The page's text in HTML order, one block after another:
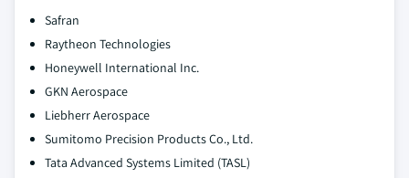
Safran
Raytheon Technologies
Honeywell International Inc.
GKN Aerospace
Liebherr Aerospace
Sumitomo Precision Products Co., Ltd.
Tata Advanced Systems Limited (TASL)